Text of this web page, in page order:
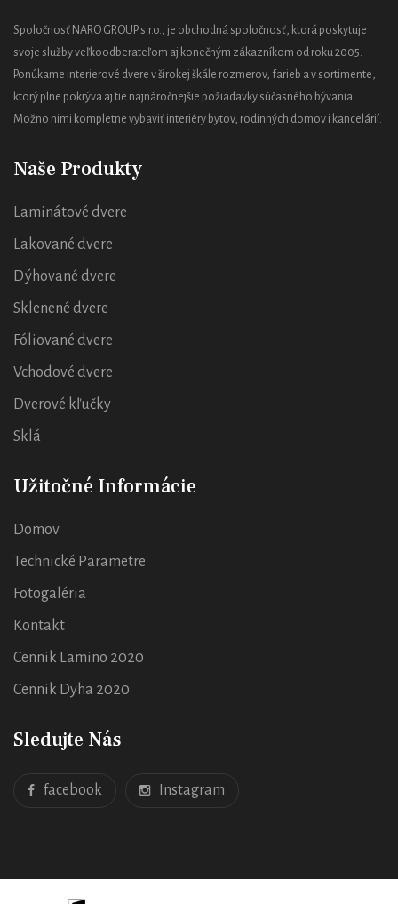
Spoločnosť NARO GROUP s.r.o., je obchodná spoločnosť, ktorá poskytuje
svoje služby veľkoodberateľom aj konečným zákazníkom od roku 2005.
Ponúkame interierové dvere v širokej škále rozmerov, farieb a v sortimente,
ktorý plne pokrýva aj tie najnáročnejšie požiadavky súčasného bývania.
Možno nimi kompletne vybaviť interiéry bytov, rodinných domov i kancelárií.
Naše Produkty
Laminátové dvere
Lakované dvere
Dýhované dvere
Sklenené dvere
Fóliované dvere
Vchodové dvere
Dverové kľučky
Sklá
Užitočné Informácie
Domov
Technické Parametre
Fotogaléria
Kontakt
Cennik Lamino 2020
Cennik Dyha 2020
Sledujte Nás
facebook Instagram